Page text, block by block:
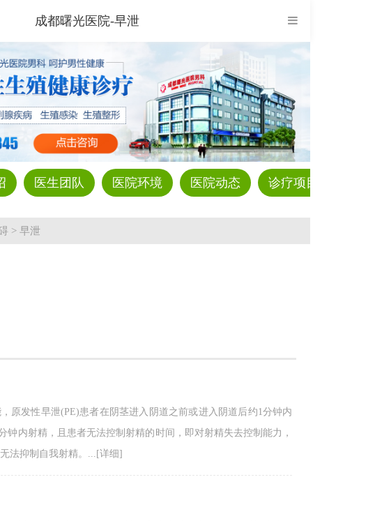
成都曙光医院-早泄
医生团队 医院环境 医院动态 诊疗项目
> 早泄
原发性早泄(PE)患者在阴茎进入阴道之前或进入阴道后约1分钟内
钟内射精，且患者无法控制射精的时间，即对射精失去控制能力，
法抑制自我射精。... [详细]